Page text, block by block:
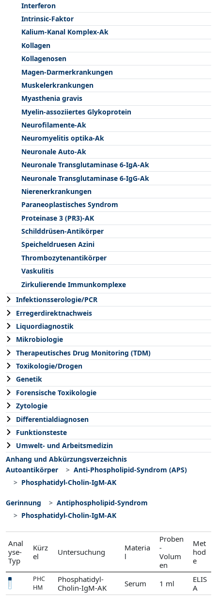
Interferon
Intrinsic-Faktor
Kalium-Kanal Komplex-Ak
Kollagen
Kollagenosen
Magen-Darmerkrankungen
Muskelerkrankungen
Myasthenia gravis
Myelin-assoziiertes Glykoprotein
Neurofilamente-Ak
Neuromyelitis optika-Ak
Neuronale Auto-Ak
Neuronale Transglutaminase 6-IgA-Ak
Neuronale Transglutaminase 6-IgG-Ak
Nierenerkrankungen
Paraneoplastisches Syndrom
Proteinase 3 (PR3)-AK
Schilddrüsen-Antikörper
Speicheldruesen Azini
Thrombozytenantikörper
Vaskulitis
Zirkulierende Immunkomplexe
Infektionsserologie/PCR
Erregerdirektnachweis
Liquordiagnostik
Mikrobiologie
Therapeutisches Drug Monitoring (TDM)
Toxikologie/Drogen
Genetik
Forensische Toxikologie
Zytologie
Differentialdiagnosen
Funktionsteste
Umwelt- und Arbeitsmedizin
Anhang und Abkürzungsverzeichnis
Autoantikörper
Anti-Phospholipid-Syndrom (APS)
Phosphatidyl-Cholin-IgM-AK
Gerinnung
Antiphospholipid-Syndrom
Phosphatidyl-Cholin-IgM-AK
Anal
yse-
Typ
Kürz
el
Untersuchung
Materia
l
Proben
-
Volum
en
Met
hod
e
PHC
HM
Phosphatidyl-
Cholin-IgM-AK
Serum 1 ml
ELIS
A